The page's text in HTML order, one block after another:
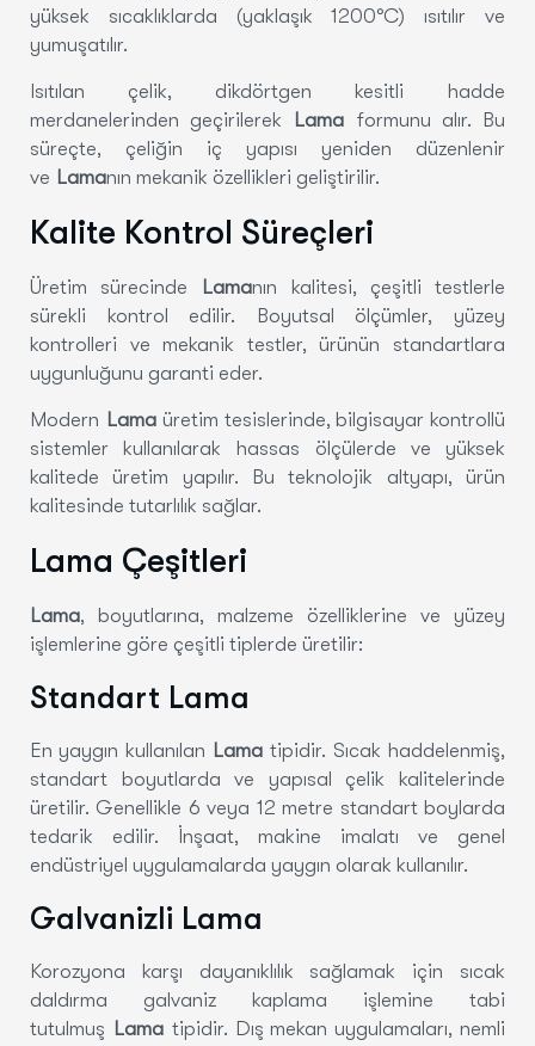
yüksek sıcaklıklarda (yaklaşık 1200°C) ısıtılır ve
yumuşatılır.
Isıtılan çelik, dikdörtgen kesitli hadde
merdanelerinden geçirilerek Lama formunu alır. Bu
süreçte, çeliğin iç yapısı yeniden düzenlenir
ve Lamanın mekanik özellikleri geliştirilir.
Kalite Kontrol Süreçleri
Üretim sürecinde Lamanın kalitesi, çeşitli testlerle
sürekli kontrol edilir. Boyutsal ölçümler, yüzey
kontrolleri ve mekanik testler, ürünün standartlara
uygunluğunu garanti eder.
Modern Lamaüretim tesislerinde, bilgisayar kontrollü
sistemler kullanılarak hassas ölçülerde ve yüksek
kalitede üretim yapılır. Bu teknolojik altyapı, ürün
kalitesinde tutarlılık sağlar.
Lama Çeşitleri
Lama, boyutlarına, malzeme özelliklerine ve yüzey
işlemlerine göre çeşitli tiplerde üretilir:
Standart Lama
En yaygın kullanılan Lama tipidir. Sıcak haddelenmiş,
standart boyutlarda ve yapısal çelik kalitelerinde
üretilir. Genellikle 6 veya 12 metre standart boylarda
tedarik edilir. İnşaat, makine imalatı ve genel
endüstriyel uygulamalarda yaygın olarak kullanılır.
Galvanizli Lama
Korozyona karşı dayanıklılık sağlamak için sıcak
daldırma galvaniz kaplama işlemine tabi
tutulmuş Lamatipidir. Dış mekan uygulamaları, nemli